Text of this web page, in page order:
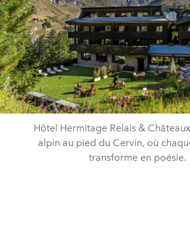
Hôtel Hermitage Relais &
alpin au pied du Cervin, où
transforme en poésie.